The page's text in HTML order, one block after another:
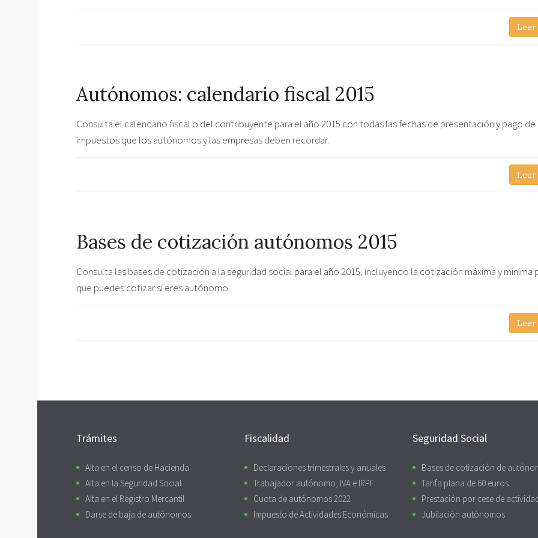
Leer
Autónomos: calendario fiscal 2015
Consulta el calendario fiscal o del contribuyente para el año 2015 con todas las fechas de presentación y pago de
impuestos que los autónomos y las empresas deben recordar.
Leer
Bases de cotización autónomos 2015
Consulta las bases de cotización a la seguridad social para el año 2015, incluyendo la cotización máxima y mínima
que puedes cotizar si eres autónomo.
Leer
Trámites
Alta en el censo de Hacienda
Alta en la Seguridad Social
Alta en el Registro Mercantil
Darse de baja de autónomos
Fiscalidad
Declaraciones trimestrales y anuales
Trabajador autónomo, IVA e IRPF
Cuota de autónomos 2022
Impuesto de Actividades Económicas
Seguridad Social
Bases de cotización de
Tarifa plana de 60 euros
Prestación por cese de
Jubilación autónomos